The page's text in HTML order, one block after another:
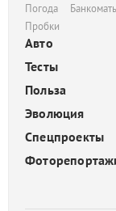
Погода
Пробки
Авто
Тесты
Польза
Эволюция
Спецпроекты